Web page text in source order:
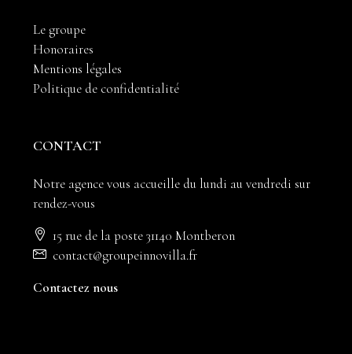
Le groupe
Honoraires
Mentions légales
Politique de confidentialité
CONTACT
Notre agence vous accueille du lundi au vendredi sur
rendez-vous
15 rue de la poste 31140 Montberon
contact@groupeinnovilla.fr
Contactez nous